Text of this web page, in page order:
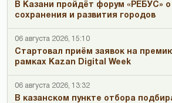
В Казани пройдёт форум «РЕБУС»
сохранения и развития городов
06 августа 2026, 15:10
Стартовал приём заявок на
рамках Kazan Digital Week
06 августа 2026, 13:32
В казанском пункте отбора